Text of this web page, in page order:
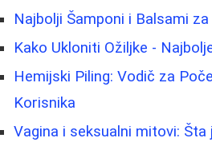
Najbolji Šamponi i Balsami
Kako Ukloniti Ožiljke -
Hemijski Piling: Vodič za
Korisnika
Vagina i seksualni mitovi: